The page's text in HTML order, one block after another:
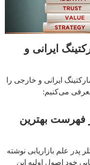
ایرانی و
ایرانی و خارجی را
می‌کنیم:
فهرست بهترین
پدر علم بازاریابی نوشته
خود اصول اولیه این